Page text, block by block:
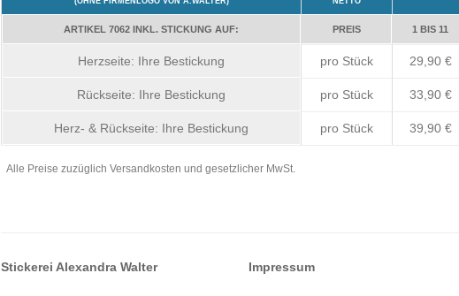
ARTIKEL 7062 INKL. STICKUNG AUF: PREIS 1 BIS 11
Herzseite: Ihre Bestickung pro Stück 29,90 €
Rückseite: Ihre Bestickung pro Stück 33,90 €
Herz- & Rückseite: Ihre Bestickung pro Stück 39,90 €
Alle Preise zuzüglich Versandkosten und gesetzlicher MwSt.
Stickerei Alexandra Walter Impressum